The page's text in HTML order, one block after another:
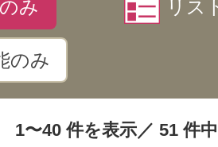
み
のみ
リス
1〜40 件を表示／ 51 件中